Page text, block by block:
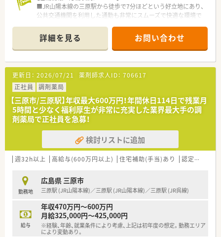
■全店舗の平均残業時間は月に5時間から6時間程度と極めて少
なく、1分単位で残業代が支給されるためサービス残業はありま
■年間休日は114日確保されており、週40時間の変形労働時間制
を採用することで心身ともにリフレッシュしながら勤務が可能
です。
り、平均取得日数も12日と高く、自由度の高い働き方が実現でき
ます。
■JR山陽本線の三原駅から徒歩で7分ほどという好立地にあり、
公共交通機関を利用した通勤も非常にスムーズで快適な環境で
■処方箋は広域科目を1日平均50枚から60枚ほど応需しており、
多種多様な医療機関の処方に触れることで幅広い知識が身につ
きます。
■薬剤師は常時2名から3名体制で運営されているため、一人ひ
とりの業務負担が適切に分散され、無理なく調剤に専念できる体
制です。
【募集背景と求める人物像について】
■地域に根ざしたヘルスケアステーションとしての機能を強化
するため、質の高い医療を提供できる正社員薬剤師を募集してお
ります。
■調剤業務の経験があり、お客様の健康をトータルでサポートし
たいという情熱を持った、コミュニケーション能力の高い方を求
めています。
■変化を恐れずに新しい取り組みへ挑戦できる方や、周囲のスタ
方を歓迎します。
【想定される業務内容】
■処方箋に基づく調剤、監査、服薬指導といった基本業務に加
え、OTC販売を通じたセルフメディケーションの提案も積極的に
行います。
■在宅医療にも力を入れており、お薬の管理だけでなく衛生用品
詳細を見る お問い合わせ
更新日： 2026/07/21 薬剤師求人ID： 706617
正社員
調剤薬局
【三原市/三原駅】年収最大600万円！年間休日114日で残業月
5時間と少なく福利厚生が非常に充実した業界最大手の調
剤薬局で正社員を急募！
検討リストに追加
週32h以上 高給与(600万円以上) 住宅補助(手当)あり 認定薬剤師取得支援あり
勤務地
広島県 三原市
三原駅 (JR山陽本線)／三原駅 (JR山陽本線)／三原駅 (JR呉線)
給与
年収470万円～600万円
月給325,000円～425,000円
※経験、年齢、就業条件により考慮、上記は初年度の想定。勤務エリア
により変動あり。